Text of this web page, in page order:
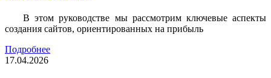
В этом руководстве мы рассмотрим ключевые аспекты
создания сайтов, ориентированных на прибыль
Подробнее
17.04.2026